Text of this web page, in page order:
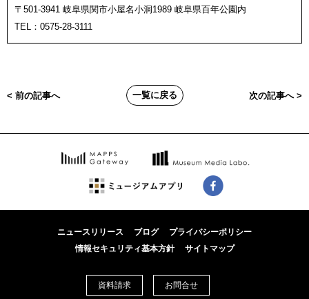
〒501-3941 岐阜県関市小屋名小洞1989 岐阜県百年公園内
TEL：0575-28-3111
< 前の記事へ 一覧に戻る 次の記事へ >
ニュースリリース ブログ
プライバシーポリシー
情報セキュリティ基本方針
サイトマップ
資料請求 お問合せ